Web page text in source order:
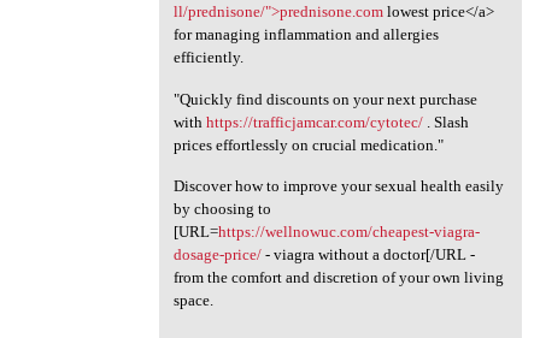
ll/prednisone/">prednisone.comlowest price</a>
for managing inflammation and allergies
efficiently.
"Quickly find discounts on your next purchase
with https://trafficjamcar.com/cytotec/. Slash
prices effortlessly on crucial medication."
Discover how to improve your sexual health easily
by choosing to
[URL=https://wellnowuc.com/cheapest-viagra-
dosage-price/- viagra without a doctor[/URL -
from the comfort and discretion of your own living
space.